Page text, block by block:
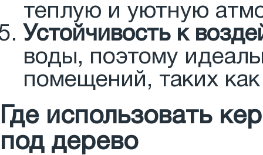
теплую и уютную
Устойчивость к
воды, поэтому
помещений, таких
Где использовать
под дерево